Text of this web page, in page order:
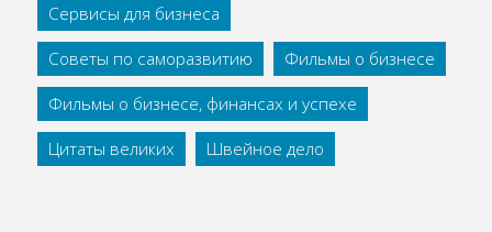
Сервисы для бизнеса
Советы по саморазвитию
Фильмы о бизнесе
Фильмы о бизнесе, финансах и успехе
Цитаты великих
Швейное дело